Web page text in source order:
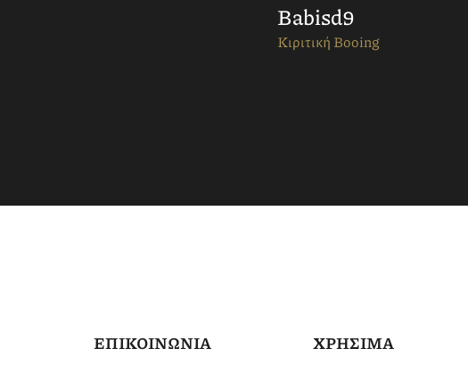
Babisd9
Κιριτική Booing
ΕΠΙΚΟΙΝΩΝΙΑ
ΧΡΗΣΙΜΑ